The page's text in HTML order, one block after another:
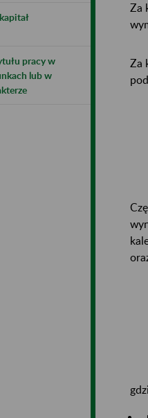
pracy w
lub w
Za
Za